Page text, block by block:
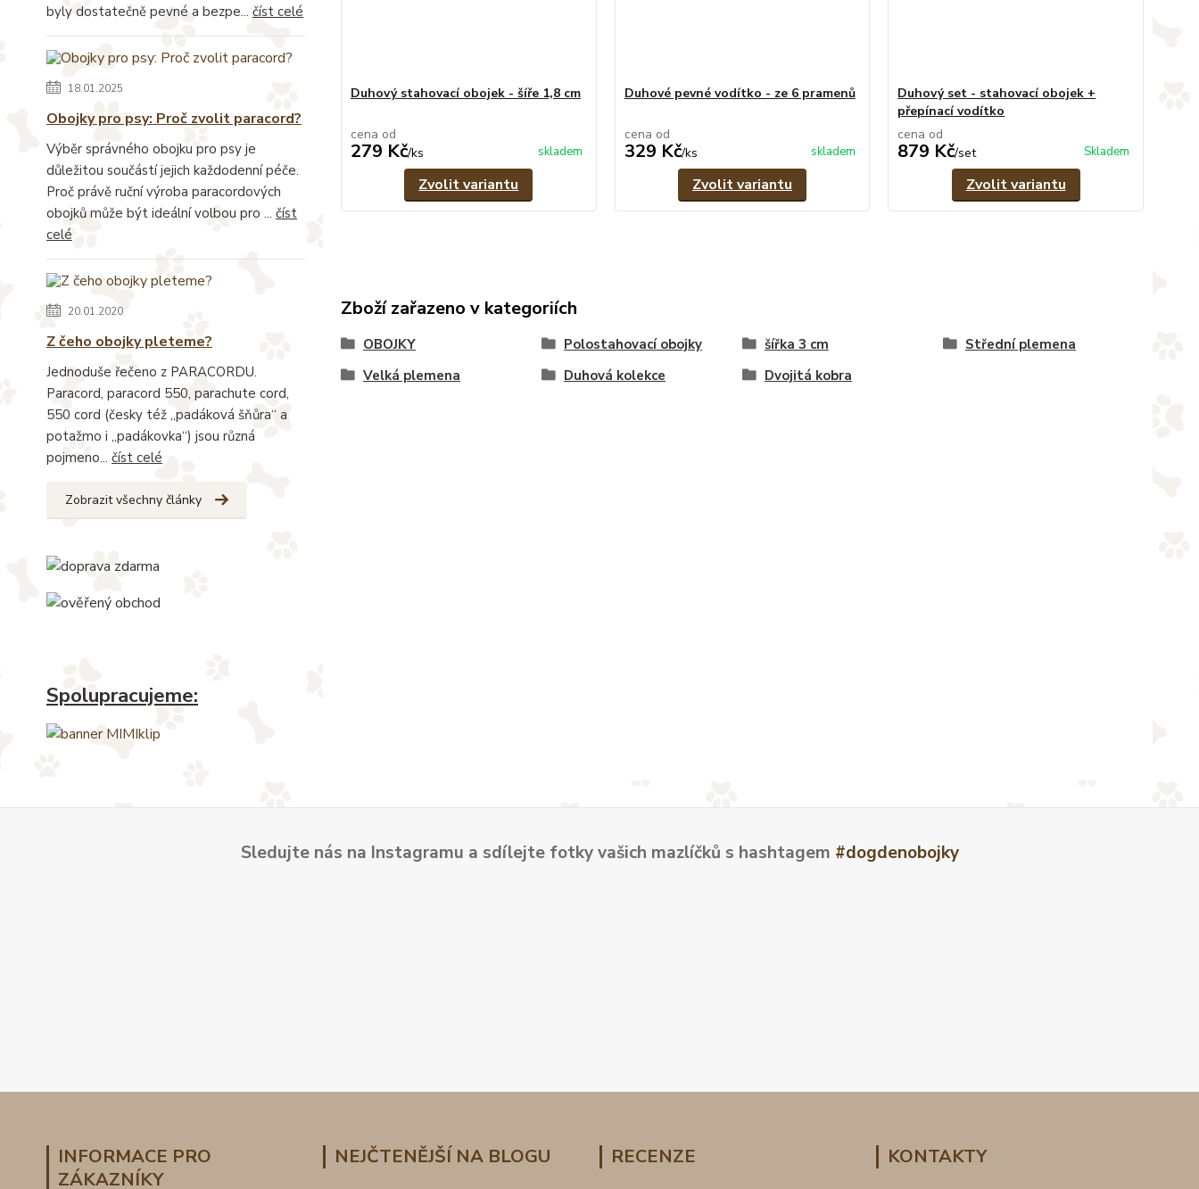
byly dostatečně pevné a bezpe... číst celé
18.01.2025
Obojky pro psy: Proč zvolit paracord?
Výběr správného obojku pro psy je
důležitou součástí jejich každodenní péče.
Proč právě ruční výroba paracordových
obojků může být ideální volbou pro ... číst
celé
20.01.2020
Z čeho obojky pleteme?
Jednoduše řečeno z PARACORDU.
Paracord, paracord 550, parachute cord,
550 cord (česky též „padáková šňůra“ a
potažmo i „padákovka“) jsou různá
pojmeno... číst celé
Zobrazit všechny články
Spolupracujeme:
Duhový stahovací obojek - šíře 1,8 cm
cena od
279 Kč/ks skladem
Zvolit variantu
Duhové pevné vodítko - ze 6 pramenů
cena od
329 Kč/ks skladem
Zvolit variantu
Duhový set - stahovací obojek +
přepínací vodítko
cena od
879 Kč/set Skladem
Zvolit variantu
Zboží zařazeno v kategoriích
OBOJKY Polostahovací obojky šířka 3 cm
Střední plemena
Velká plemena
Duhová kolekce Dvojitá kobra
Sledujte nás na Instagramu a sdílejte fotky vašich mazlíčků s hashtagem #dogdenobojky
INFORMACE PRO
ZÁKAZNÍKY
NEJČTENĚJŠÍ NA BLOGU RECENZE KONTAKTY